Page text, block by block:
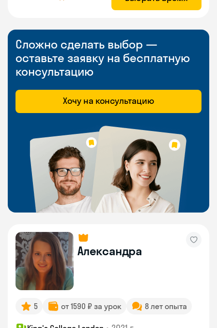
Сложно сделать выбор —
оставьте заявку на бесплатную
консультацию
Хочу на консультацию
Александра
5 от 1590 ₽ за урок 8 лет опыта